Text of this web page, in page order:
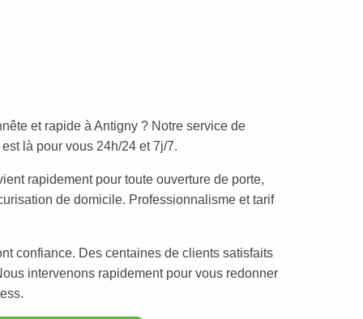
et rapide à Antigny ? Notre service de
là pour vous 24h/24 et 7j/7.
rapidement pour toute ouverture de porte,
de domicile. Professionnalisme et tarif
confiance. Des centaines de clients satisfaits
intervenons rapidement pour vous redonner